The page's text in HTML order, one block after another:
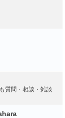
質問・相談・雑談